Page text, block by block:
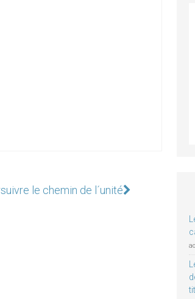
le chemin de l´unité